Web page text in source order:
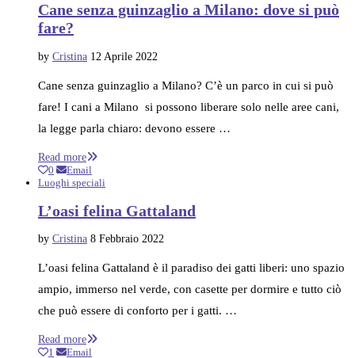
Cane senza guinzaglio a Milano: dove si può
fare?
by Cristina 12 Aprile 2022
Cane senza guinzaglio a Milano? C’è un parco in cui si può
fare! I cani a Milano si possono liberare solo nelle aree cani,
la legge parla chiaro: devono essere …
Read more
0
Email
Luoghi speciali
L’oasi felina Gattaland
by Cristina 8 Febbraio 2022
L’oasi felina Gattaland è il paradiso dei gatti liberi: uno spazio
ampio, immerso nel verde, con casette per dormire e tutto ciò
che può essere di conforto per i gatti. …
Read more
1
Email